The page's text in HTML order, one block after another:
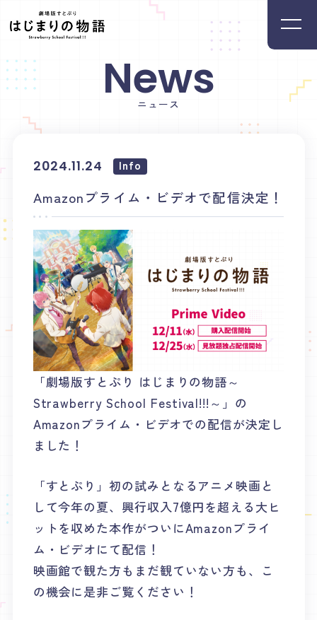
Movie
ムービー
News Introduction
Member
メンバー
Staff&Cast
スタッフ・キャスト
Ticket
チケット 映画館リスト
Music
音楽
Goods
グッズ
Special
スペシャル
News
ニュース
2024.11.24 Info
Amazonプライム・ビデオで配信決定！
「劇場版すとぷり はじまりの物語～
Strawberry School Festival!!!～」の
Amazonプライム・ビデオでの配信が決定し
ました！
「すとぷり」初の試みとなるアニメ映画と
して今年の夏、興行収入7億円を超える大ヒ
ットを収めた本作がついにAmazonプライ
ム・ビデオにて配信！
映画館で観た方もまだ観ていない方も、こ
の機会に是非ご覧ください！